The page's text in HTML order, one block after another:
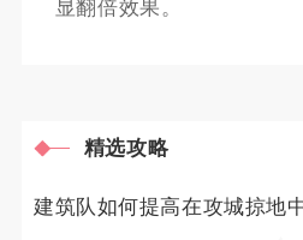
显翻倍效果。
精选攻略